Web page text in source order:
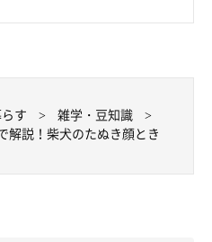
た！
犬、どちらが好みですか？」と
す
雑学・豆知識
解説！柴犬のたぬき顔とき